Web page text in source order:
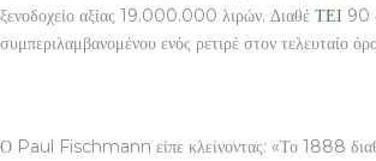
ξενοδοχείο αξίας 19.000.000 λιρών. Διαθέ ΤΕΙ 90
συμπεριλαμβανομένου ενός ρετιρέ στον τελευταίο
Ο Paul Fischmann είπε κλείνοντας: «Το 1888